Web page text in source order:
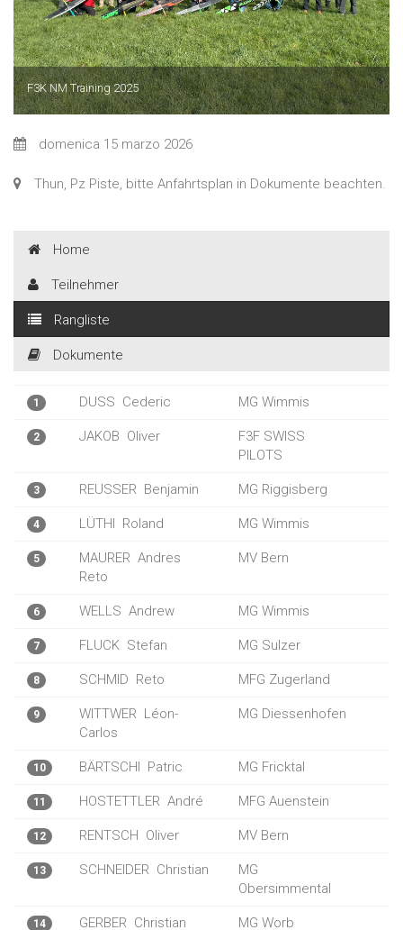
F3K NM Training 2025
domenica 15 marzo 2026
Thun, Pz Piste, bitte Anfahrtsplan in Dokumente beachten.
Home
Teilnehmer
Rangliste
Dokumente
1 DUSS Cederic MG Wimmis
2 JAKOB Oliver
F3F SWISS
PILOTS
3 REUSSER Benjamin MG Riggisberg
4 LÜTHI Roland MG Wimmis
5 MAURER Andres
Reto
MV Bern
6 WELLS Andrew MG Wimmis
7 FLUCK Stefan MG Sulzer
8 SCHMID Reto MFG Zugerland
9 WITTWER Léon-
Carlos
MG Diessenhofen
10 BÄRTSCHI Patric MG Fricktal
11 HOSTETTLER André MFG Auenstein
12 RENTSCH Oliver MV Bern
13 SCHNEIDER Christian
MG
Obersimmental
14 GERBER Christian MG Worb